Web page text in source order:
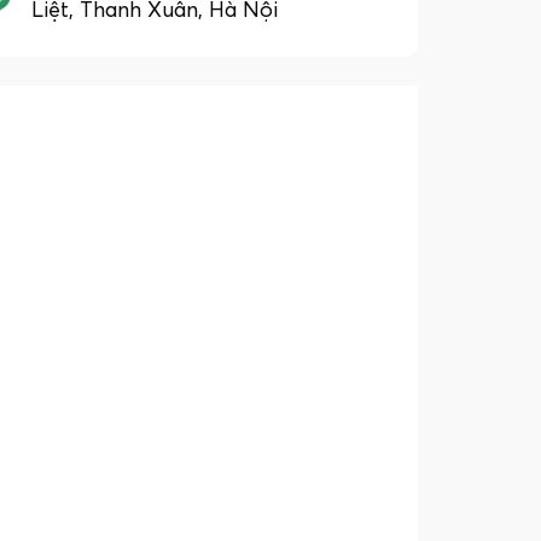
Liệt, Thanh Xuân, Hà Nội